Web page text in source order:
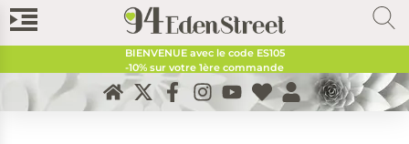
BIENVENUE avec le code ES105
-10% sur votre 1ère commande